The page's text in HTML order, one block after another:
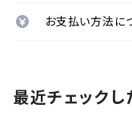
お支払い方法に
最近チェックし